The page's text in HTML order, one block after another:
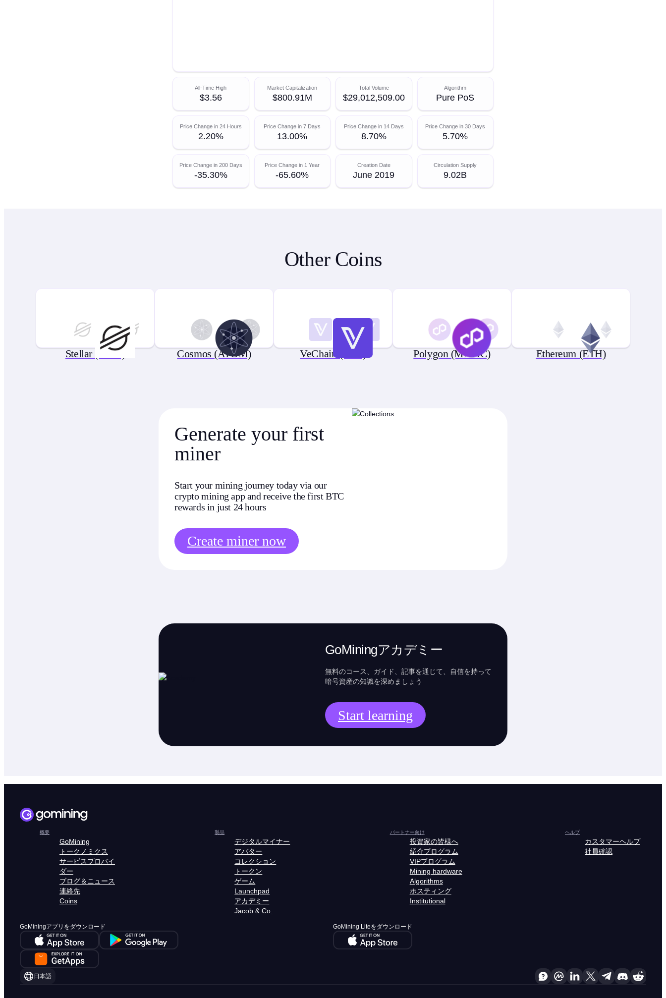
All-Time High
$3.56
Market Capitalization
$800.91M
Total Volume
$29,012,509.00
Algorithm
Pure PoS
Price Change in 24 Hours
2.20%
Price Change in 7 Days
13.00%
Price Change in 14 Days
8.70%
Price Change in 30 Days
5.70%
Price Change in 200 Days
-35.30%
Price Change in 1 Year
-65.60%
Creation Date
June 2019
Circulation Supply
9.02B
Other Coins
Stellar (XLM) Cosmos (ATOM) VeChain (VET) Polygon (MATIC) Ethereum (ETH)
Generate your first
miner
Start your mining journey today via our
crypto mining app and receive the first BTC
rewards in just 24 hours
Create miner now
GoMiningアカデミー
無料のコース、ガイド、記事を通じて、自信を持って
暗号資産の知識を深めましょう
Start learning
概要
GoMining
トークノミクス
サービスプロバイ
ダー
ブログ＆ニュース
連絡先
Coins
製品
デジタルマイナー
アバター
コレクション
トークン
ゲーム
Launchpad
アカデミー
Jacob & Co.
パートナー向け
投資家の皆様へ
紹介プログラム
VIPプログラム
Mining hardware
Algorithms
ホスティング
Institutional
ヘルプ
カスタマーヘルプ
社員確認
GoMiningアプリをダウンロード GoMining Liteをダウンロード
日本語